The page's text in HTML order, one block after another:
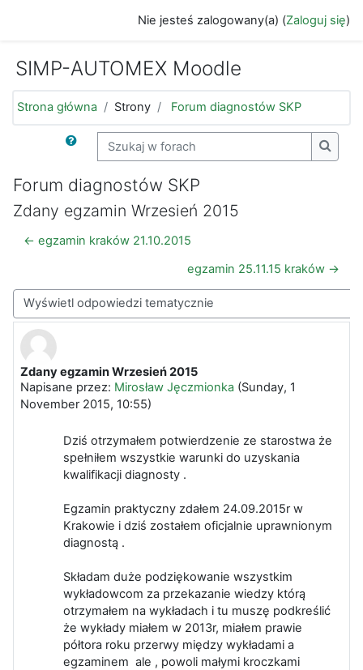
Nie jesteś zalogowany(a) (Zaloguj się)
SIMP-AUTOMEX Moodle
Strona główna Strony Forum diagnostów SKP
Szukaj w forach
Forum diagnostów SKP
Zdany egzamin Wrzesień 2015
← egzamin kraków 21.10.2015
egzamin 25.11.15 kraków →
Sposób wyświetlania
Zdany egzamin Wrzesień 2015
Napisane przez: Mirosław Jęczmionka (Sunday, 1
November 2015, 10:55)
Liczba odpowiedzi: 0
Dziś otrzymałem potwierdzenie ze starostwa że
spełniłem wszystkie warunki do uzyskania
kwalifikacji diagnosty .
Egzamin praktyczny zdałem 24.09.2015r w
Krakowie i dziś zostałem oficjalnie uprawnionym
diagnostą .
Składam duże podziękowanie wszystkim
wykładowcom za przekazanie wiedzy którą
otrzymałem na wykładach i tu muszę podkreślić
że wykłady miałem w 2013r, miałem prawie
półtora roku przerwy między wykładami a
egzaminem ale , powoli małymi kroczkami